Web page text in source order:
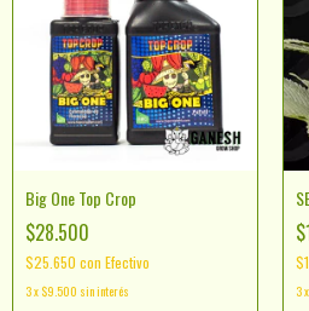
Big One Top Crop
$28.500
$25.650 con Efectivo
3x $9.500 sin interés 3x